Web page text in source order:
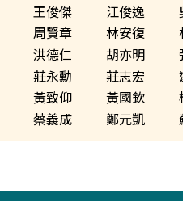
王俊傑 江俊逸
周賢章 林安復
洪德仁 胡亦明
莊永勳 莊志宏
黃致仰 黃國欽
蔡義成 鄭元凱